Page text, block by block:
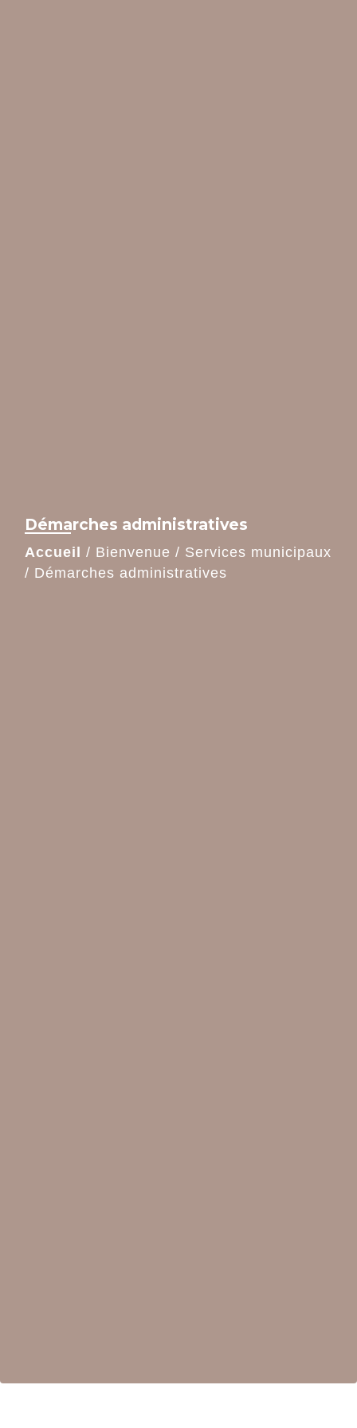
Démarches administratives
Accueil / Bienvenue / Services municipaux
/ Démarches administratives